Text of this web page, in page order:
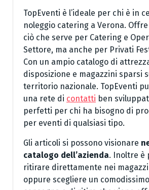
TopEventi è l’ideale per chi è in
noleggio catering a Verona.
ciò che serve per Catering e
Settore, ma anche per Privati
Con un ampio catalogo di
disposizione e magazzini sparsi
territorio nazionale. TopEventi
una rete di contatti ben
perfetti per chi ha bisogno di
per eventi di qualsiasi tipo.
Gli articoli si possono visionare
catalogo dell’azienda. Inoltre è
ritirare direttamente nei
oppure scegliere un